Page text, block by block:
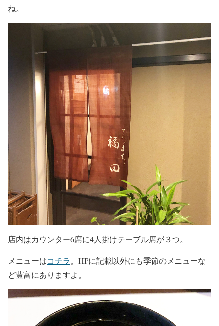
ね。
店内はカウンター6席に4人掛けテーブル席が３つ。
メニューはコチラ。HPに記載以外にも季節のメニューな
ど豊富にありますよ。